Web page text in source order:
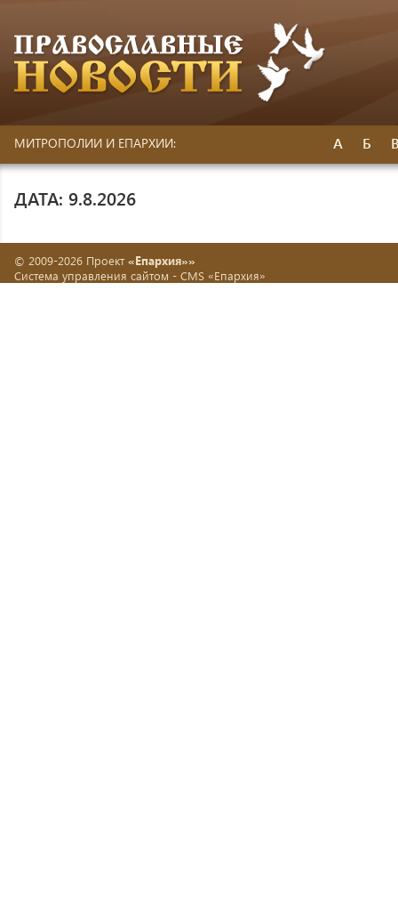
МИТРОПОЛИИ И ЕПАРХИИ: А Б
ДАТА: 9.8.2026
© 2009-2026 Проект «Епархия»»
Система управления сайтом - CMS «Епархия»